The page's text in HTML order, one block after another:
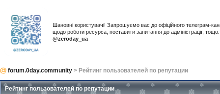
Шановні користувачі! Запрошуємо вас до офіційного телеграм-
щодо роботи ресурса, поставити запитання до адміністрації,
@zeroday_ua
forum.0day.community > Рейтинг пользователей по репутации
Рейтинг пользователей по репутации